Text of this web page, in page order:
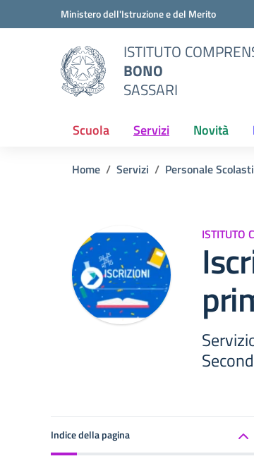
Vai ai contenuti
Vai al menu di navigazioneMinistero dell'Istruzione e del Merito
ISTITUTO
BONO
SASSARI
Scuola Servizi Novità
Home Servizi Personale
ISTITUTO
Indice della pagina